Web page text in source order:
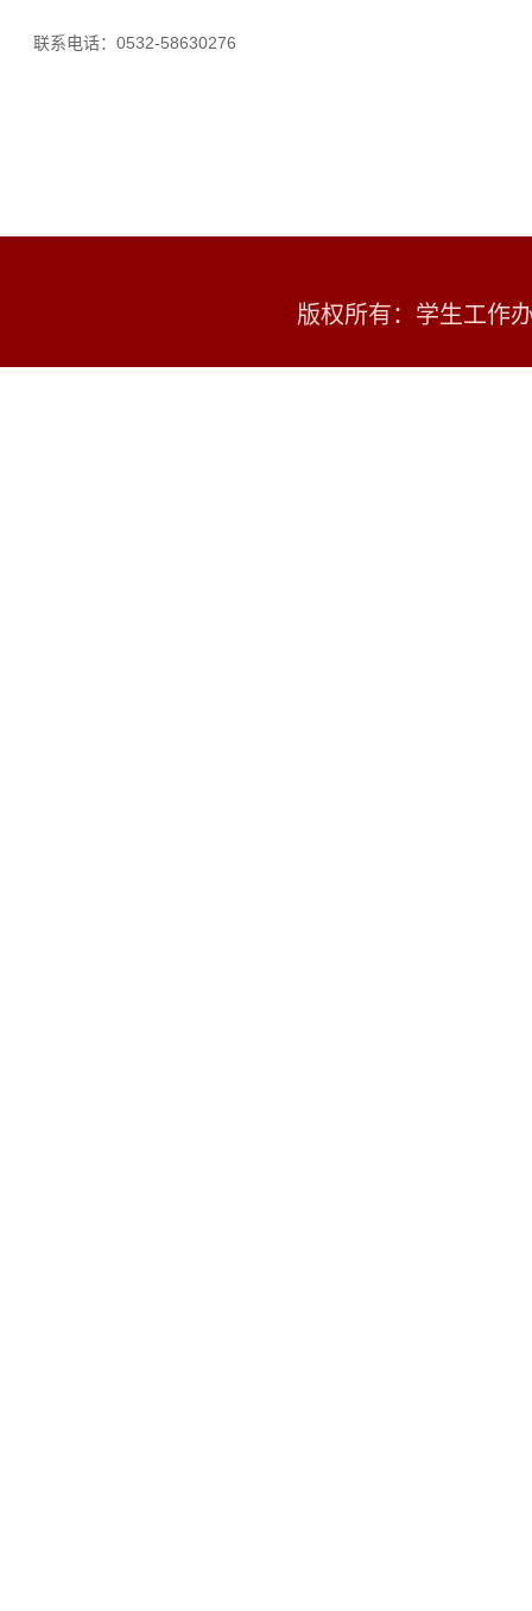
联系电话：0532-58630276
版权所有：学生工作